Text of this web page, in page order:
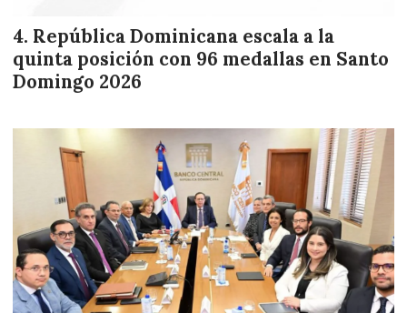
República Dominicana escala a la
quinta posición con 96 medallas en Santo
Domingo 2026